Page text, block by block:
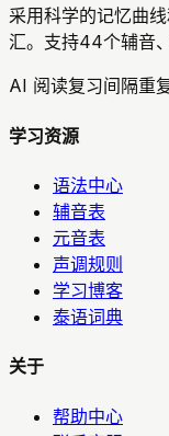
采用科学的记忆曲
汇。支持44个辅音
AI 阅读复习间隔重
学习资源
语法中心
辅音表
元音表
声调规则
学习博客
泰语词典
关于
帮助中心